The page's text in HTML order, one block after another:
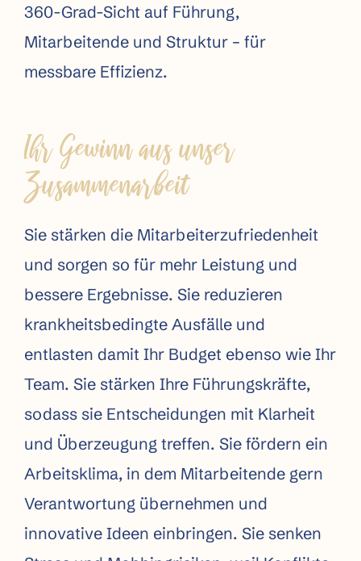
360-Grad-Sicht auf Führung,
Mitarbeitende und Struktur – für
messbare Effizienz.
Ihr Gewinn aus unser
Zusammenarbeit
Sie stärken die Mitarbeiterzufriedenheit
und sorgen so für mehr Leistung und
bessere Ergebnisse. Sie reduzieren
krankheitsbedingte Ausfälle und
entlasten damit Ihr Budget ebenso wie Ihr
Team. Sie stärken Ihre Führungskräfte,
sodass sie Entscheidungen mit Klarheit
und Überzeugung treffen. Sie fördern ein
Arbeitsklima, in dem Mitarbeitende gern
Verantwortung übernehmen und
innovative Ideen einbringen. Sie senken